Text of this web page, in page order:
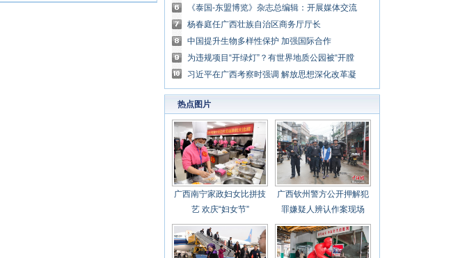
《泰国-东盟博览》杂志总编辑：开展媒体交流
讲好中国与东盟合作故事
杨春庭任广西壮族自治区商务厅厅长
中国提升生物多样性保护 加强国际合作
为违规项目“开绿灯”？有世界地质公园被“开膛
破肚”
习近平在广西考察时强调 解放思想深化改革凝
心聚力担当实干 建设新时代中国特色社会主义
壮美
热点图片
广西南宁家政妇女比拼技
艺 欢庆“妇女节”
广西钦州警方公开押解犯
罪嫌疑人辨认作案现场